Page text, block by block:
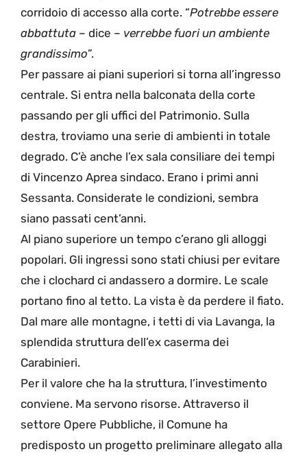
corridoio di accesso alla corte. “Potrebbe essere
abbattuta – dice – verrebbe fuori un ambiente
grandissimo”.
Per passare ai piani superiori si torna all’ingresso
centrale. Si entra nella balconata della corte
passando per gli uffici del Patrimonio. Sulla
destra, troviamo una serie di ambienti in totale
degrado. C’è anche l’ex sala consiliare dei tempi
di Vincenzo Aprea sindaco. Erano i primi anni
Sessanta. Considerate le condizioni, sembra
siano passati cent’anni.
Al piano superiore un tempo c’erano gli alloggi
popolari. Gli ingressi sono stati chiusi per evitare
che i clochard ci andassero a dormire. Le scale
portano fino al tetto. La vista è da perdere il fiato.
Dal mare alle montagne, i tetti di via Lavanga, la
splendida struttura dell’ex caserma dei
Carabinieri.
Per il valore che ha la struttura, l’investimento
conviene. Ma servono risorse. Attraverso il
settore Opere Pubbliche, il Comune ha
predisposto un progetto preliminare allegato alla